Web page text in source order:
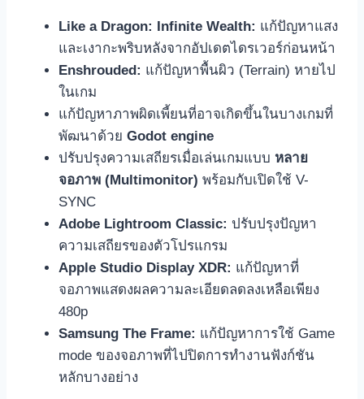
Like a Dragon: Infinite Wealth: แก้ปัญหาแสง
และเงากะพริบหลังจากอัปเดตไดรเวอร์ก่อนหน้า
Enshrouded: แก้ปัญหาพื้นผิว (Terrain) หายไป
ในเกม
แก้ปัญหาภาพผิดเพี้ยนที่อาจเกิดขึ้นในบางเกมที่
พัฒนาด้วย Godot engine
ปรับปรุงความเสถียรเมื่อเล่นเกมแบบ หลาย
จอภาพ (Multimonitor) พร้อมกับเปิดใช้ V-
SYNC
Adobe Lightroom Classic: ปรับปรุงปัญหา
ความเสถียรของตัวโปรแกรม
Apple Studio Display XDR: แก้ปัญหาที่
จอภาพแสดงผลความละเอียดลดลงเหลือเพียง
480p
Samsung The Frame: แก้ปัญหาการใช้ Game
mode ของจอภาพที่ไปปิดการทำงานฟังก์ชัน
หลักบางอย่าง